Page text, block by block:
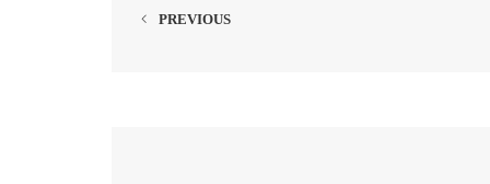
PREVIOUS